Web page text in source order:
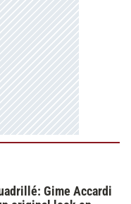
Gime Accardi